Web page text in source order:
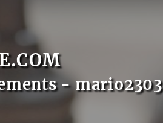
- mario2303